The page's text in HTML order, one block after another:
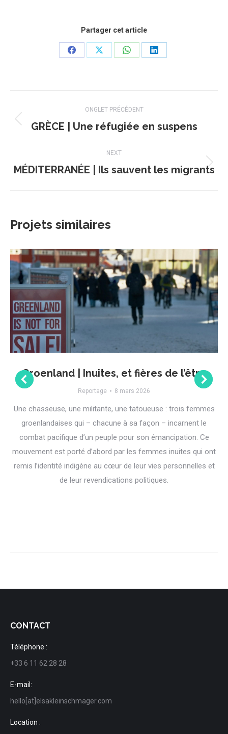
Partager cet article
Share
Share
Share
Share
de
commentaire
ONGLET PRÉCÉDENT
Onglet
GRÈCE | Une réfugiée en suspens
NEXT
Projets
MÉDITERRANÉE | Ils sauvent les migrants
Projets similaires
Groenland | Inuites, et fières de l’être
Reportage 8 mars 2026
Une chasseuse, une militante, une tatoueuse : trois femmes
groenlandaises qui – chacune à sa façon – incarnent le
combat pacifique d’un peuple pour son émancipation. Ce
mouvement est porté d’abord par les femmes inuites qui ont
remis l’identité indigène au cœur de leur vies personnelles et
de leur revendications politiques.
CONTACT
Téléphone :
+33 6 11 62 28 28
E-mail:
hello[at]elsakleinschmager.com
Location :